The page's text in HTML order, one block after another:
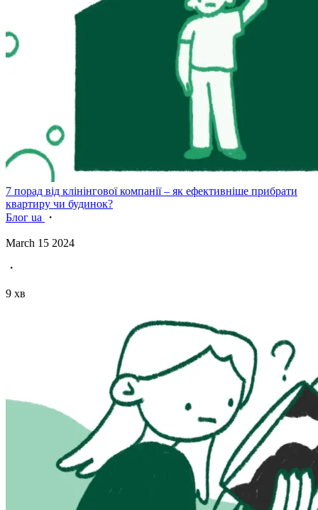
7 порад від клінінгової компанії – як ефективніше прибрати
квартиру чи будинок?
Блог ua
・
March 15 2024
・
9 хв